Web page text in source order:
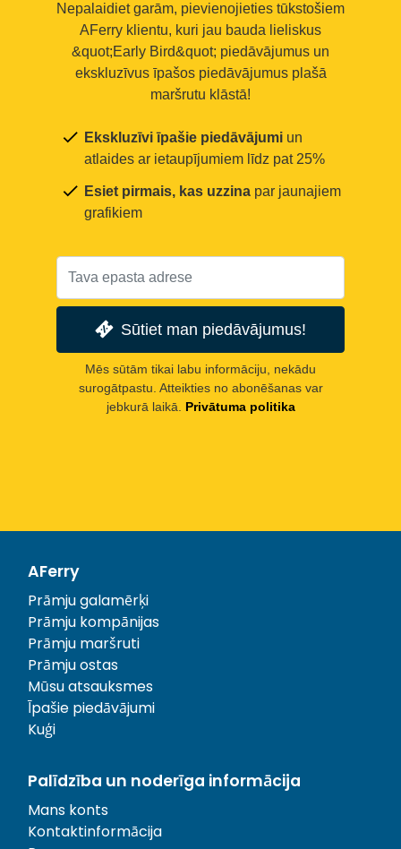
Nepalaidiet garām, pievienojieties tūkstošiem
AFerry klientu, kuri jau bauda lieliskus
&quot;Early Bird&quot; piedāvājumus un
ekskluzīvus īpašos piedāvājumus plašā
maršrutu klāstā!
Ekskluzīvi īpašie piedāvājumi un
atlaides ar ietaupījumiem līdz pat 25%
Esiet pirmais, kas uzzina par jaunajiem
grafikiem
Sūtiet man piedāvājumus!
Mēs sūtām tikai labu informāciju, nekādu
surogātpastu. Atteikties no abonēšanas var
jebkurā laikā.
Privātuma politika
AFerry
Prāmju galamērķi
Prāmju kompānijas
Prāmju maršruti
Prāmju ostas
Mūsu atsauksmes
Īpašie piedāvājumi
Kuģi
Palīdzība un noderīga informācija
Mans konts
Kontaktinformācija